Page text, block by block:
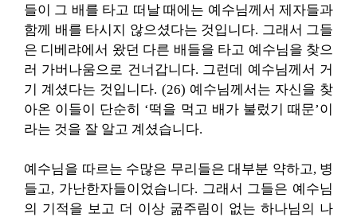
들이 그 배를 타고 떠날 때에는 예수님께서 제자들과
함께 배를 타시지 않으셨다는 것입니다. 그래서 그들
은 디베랴에서 왔던 다른 배들을 타고 예수님을 찾으
러 가버나움으로 건너갑니다. 그런데 예수님께 서 거
기 계셨다는 것입니다. (26) 예수님께서는 자신을 찾
아온 이들이 단순히 ‘떡을 먹고 배가 불렀기 때문’이
라는 것을 잘 알고 계셨습니다.
예수님을 따르는 수많은 무리들은 대부분 약하고, 병
들고, 가난한자들이었습니다. 그래서 그들은 예수님
의 기적을 보고 더 이상 굶주림이 없는 하나님의 나